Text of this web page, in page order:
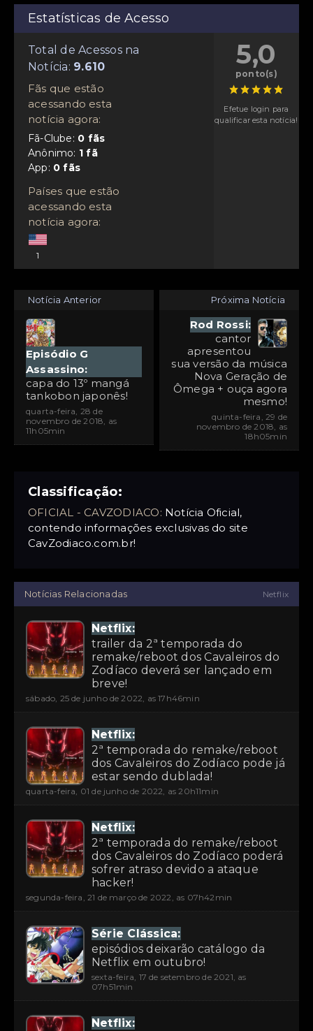
Estatísticas de Acesso
Total de Acessos na
Notícia:
Fãs que estão
acessando esta
notícia agora:
Fã-Clube:
Anônimo:
App:
Países que estão
acessando esta
notícia agora:
1
5,0
ponto(s)
Efetue login para
qualificar esta notícia!
Notícia Anterior
Episódio G
Assassino:
capa do 13º mangá
tankobon japonês!
quarta-feira, 28 de
novembro de 2018, as
11h05min
Próxima Notícia
Rod Rossi:
cantor
apresentou
sua versão da música
Nova Geração de
Ômega + ouça agora
mesmo!
quinta-feira, 29 de
novembro de 2018, as
18h05min
Classificação:
OFICIAL - CAVZODIACO: Notícia Oficial,
contendo informações exclusivas do site
CavZodiaco.com.br!
Notícias Relacionadas Netflix
Netflix:
trailer da 2ª temporada do
remake/reboot dos Cavaleiros do
Zodíaco deverá ser lançado em
breve!
sábado, 25 de junho de 2022, as 17h46min
Netflix:
2ª temporada do remake/reboot
dos Cavaleiros do Zodíaco pode já
estar sendo dublada!
quarta-feira, 01 de junho de 2022, as 20h11min
Netflix:
2ª temporada do remake/reboot
dos Cavaleiros do Zodíaco poderá
sofrer atraso devido a ataque
hacker!
segunda-feira, 21 de março de 2022, as 07h42min
Série Clássica:
episódios deixarão catálogo da
Netflix em outubro!
sexta-feira, 17 de setembro de 2021, as
07h51min
Netflix: